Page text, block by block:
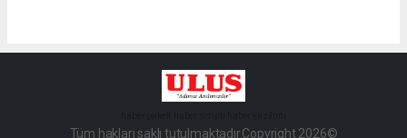
Tüm hakları saklı tutulmaktadır.Copyright 2026©